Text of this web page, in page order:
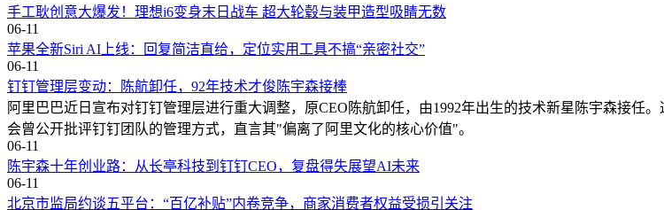
手工耿创意大爆发！理想i6变身末日战车 超大轮毂与装甲造型吸睛无数
06-11
苹果全新Siri AI上线：回复简洁直给，定位实用工具不搞“亲密社交”
06-11
钉钉管理层变动：陈航卸任，92年技术才俊陈宇森接棒
阿里巴巴近日宣布对钉钉管理层进行重大调整，原CEO陈航卸任，由1992年出生的技术新星陈宇森接任
会曾公开批评钉钉团队的管理方式，直言其"偏离了阿里文化的核心价值"。
06-11
陈宇森十年创业路：从长亭科技到钉钉CEO，复盘得失展望AI未来
06-11
北京市监局约谈五平台：“百亿补贴”内卷竞争，商家消费者权益受损引关注